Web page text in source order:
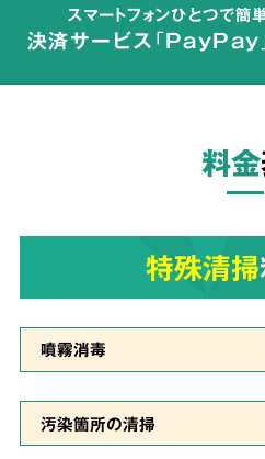
が広がらないよう配慮し
ご依頼者様の
対応
スマートフォンひとつで簡
決済サービス「PayPay
料金
特殊清掃
噴霧消毒
汚染箇所の清掃